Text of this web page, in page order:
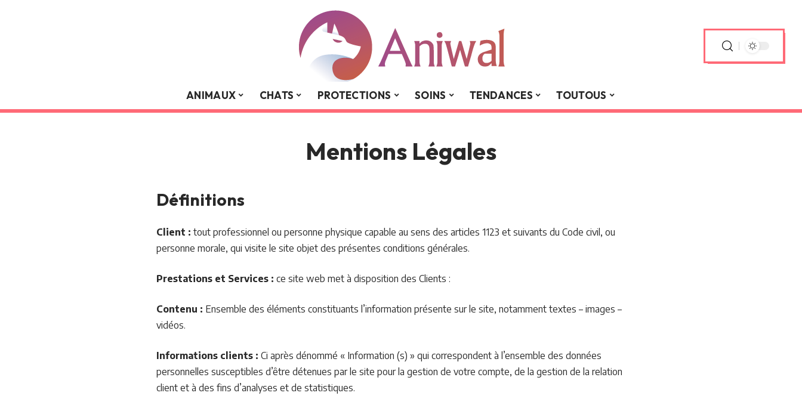
ANIMAUX CHATS PROTECTIONS SOINS TENDANCES TOUTOUS
Mentions Légales
Définitions
Client : tout professionnel ou personne physique capable au sens des articles 1123 et suivants du Code civil, ou
personne morale, qui visite le site objet des présentes conditions générales.
Prestations et Services : ce site web met à disposition des Clients :
Contenu : Ensemble des éléments constituants l’information présente sur le site, notamment textes – images –
vidéos.
Informations clients : Ci après dénommé « Information (s) » qui correspondent à l’ensemble des données
personnelles susceptibles d’être détenues par le site pour la gestion de votre compte, de la gestion de la relation
client et à des fins d’analyses et de statistiques.